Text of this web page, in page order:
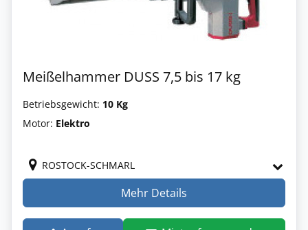
Meißelhammer DUSS 7,5 bis 17 kg
Betriebsgewicht: 10 Kg
Motor: Elektro
ROSTOCK-SCHMARL
Mehr Details